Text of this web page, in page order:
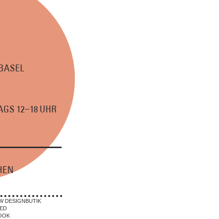
12–18 UHR
DESIGNBUTIK